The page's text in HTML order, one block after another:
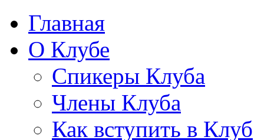
Главная
О Клубе
Спикеры Клуба
Члены Клуба
Как вступить в Клуб